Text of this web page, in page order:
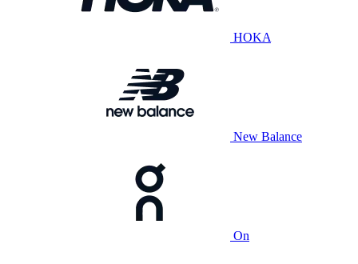
HOKA
New Balance
On